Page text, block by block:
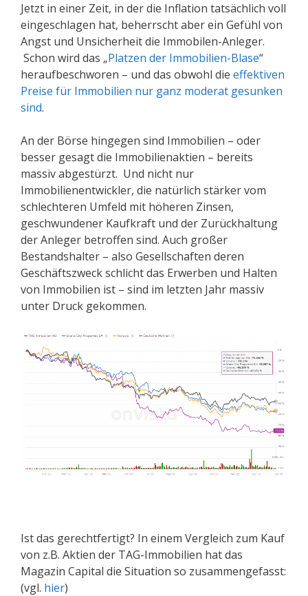
Jetzt in einer Zeit, in der die Inflation tatsächlich voll
eingeschlagen hat, beherrscht aber ein Gefühl von
Angst und Unsicherheit die Immobilen-Anleger.
Schon wird das „Platzen der Immobilien-Blase“
heraufbeschworen – und das obwohl die effektiven
Preise für Immobilien nur ganz moderat gesunken
sind.
An der Börse hingegen sind Immobilien – oder
besser gesagt die Immobilienaktien – bereits
massiv abgestürzt. Und nicht nur
Immobilienentwickler, die natürlich stärker vom
schlechteren Umfeld mit höheren Zinsen,
geschwundener Kaufkraft und der Zurückhaltung
der Anleger betroffen sind. Auch großer
Bestandshalter – also Gesellschaften deren
Geschäftszweck schlicht das Erwerben und Halten
von Immobilien ist – sind im letzten Jahr massiv
unter Druck gekommen.
Ist das gerechtfertigt? In einem Vergleich zum Kauf
von z.B. Aktien der TAG-Immobilien hat das
Magazin Capital die Situation so zusammengefasst:
(vgl. hier)